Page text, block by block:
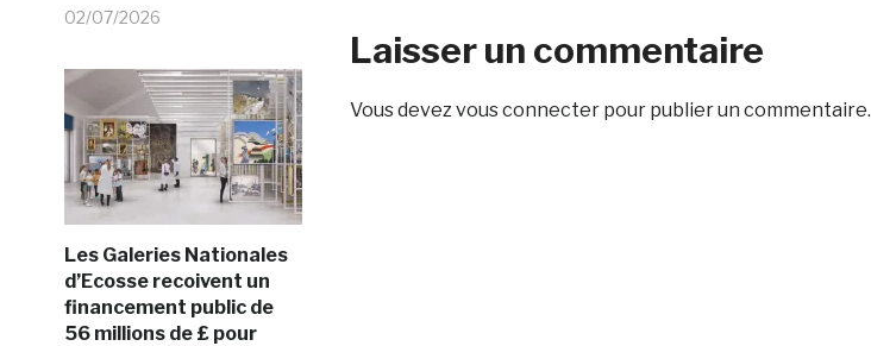
02/07/2026
Les Galeries Nationales
d’Ecosse recoivent un
financement public de
56 millions de £ pour
Laisser un commentaire
Vous devez vous connecterpour publier un commentaire.